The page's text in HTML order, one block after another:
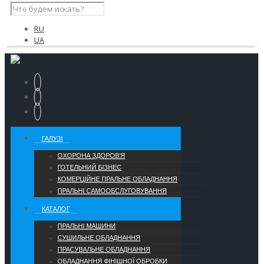
RU
UA
ГАЛУЗІ
ОХОРОНА ЗДОРОВ’Я
ГОТЕЛЬНИЙ БІЗНЕС
КОМЕРЦІЙНЕ ПРАЛЬНЕ ОБЛАДНАННЯ
ПРАЛЬНІ САМООБСЛУГОВУВАННЯ
КАТАЛОГ
ПРАЛЬНІ МАШИНИ
СУШИЛЬНЕ ОБЛАДНАННЯ
ПРАСУВАЛЬНЕ ОБЛАДНАННЯ
ОБЛАДНАННЯ ФІНІШНОЇ ОБРОБКИ